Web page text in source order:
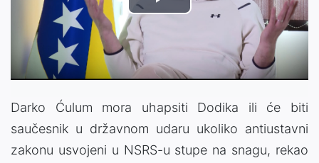
Play
Darko Ćulum mora uhapsiti Dodika ili će biti
saučesnik u državnom udaru ukoliko antiustavni
zakonu usvojeni u NSRS-u stupe na snagu, rekao